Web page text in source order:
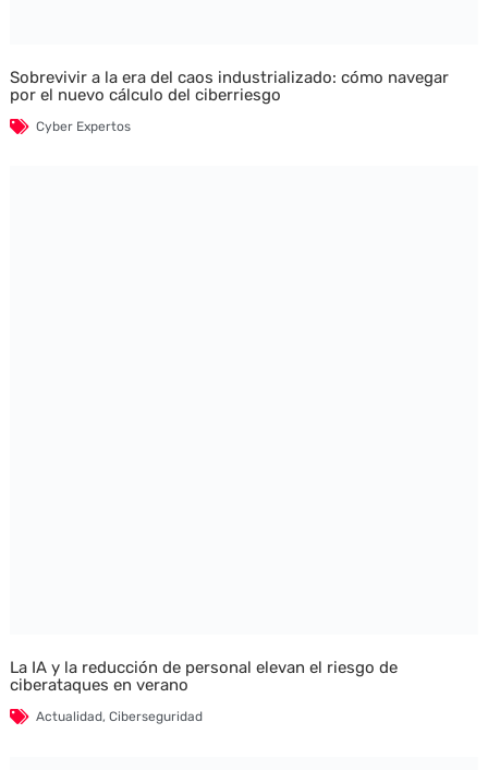
Sobrevivir a la era del caos industrializado: cómo navegar
por el nuevo cálculo del ciberriesgo
Cyber Expertos
La IA y la reducción de personal elevan el riesgo de
ciberataques en verano
Actualidad, Ciberseguridad